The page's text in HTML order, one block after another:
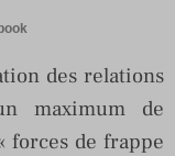
des relations
maximum de
forces de frappe